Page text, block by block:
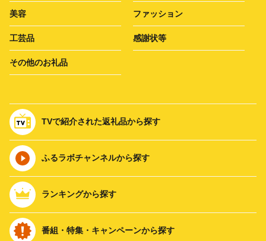
美容 ファッション
工芸品 感謝状等
その他のお礼品
TVで紹介された返礼品から探す
ふるラボチャンネルから探す
ランキングから探す
番組・特集・キャンペーンから探す